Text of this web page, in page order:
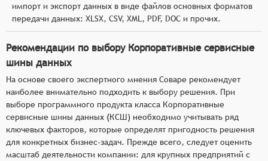
импорт и экспорт данных в виде файлов основных форматов
передачи данных: XLSX, CSV, XML, PDF, DOC и прочих.
Рекомендации по выбору Корпоративные сервисные
шины данных
На основе своего экспертного мнения Соваре рекомендует
наиболее внимательно подходить к выбору решения. При
выборе программного продукта класса Корпоративные
сервисные шины данных (КСШ) необходимо учитывать ряд
ключевых факторов, которые определят пригодность решения
для конкретных бизнес-задач. Прежде всего, следует оценить
масштаб деятельности компании: для крупных предприятий с